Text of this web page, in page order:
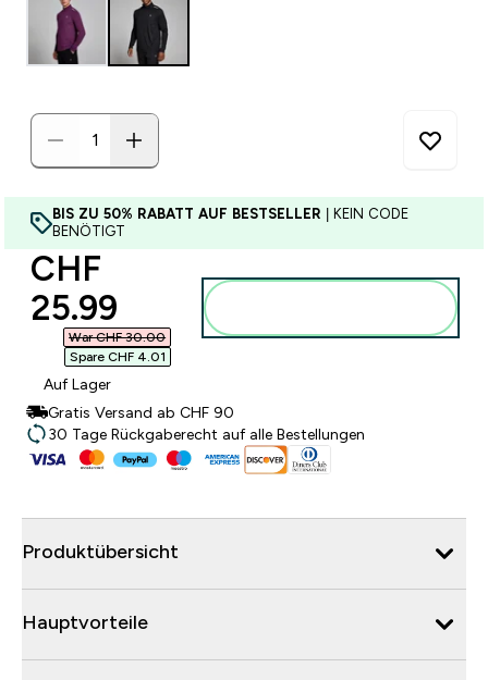
BIS ZU 50% RABATT AUF BESTSELLER | KEIN CODE
BENÖTIGT
discounted price
CHF
25.99‎
War CHF 30.00‎
Spare CHF 4.01‎
Auf Lager
Gratis Versand ab CHF 90
30 Tage Rückgaberecht auf alle Bestellungen
Produktübersicht
Hauptvorteile